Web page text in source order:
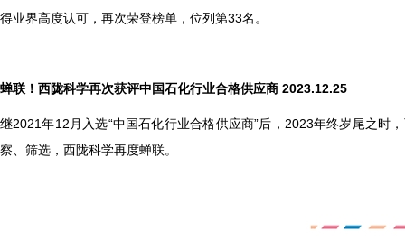
得业界高度认可，再次荣登榜单，位列第33名。
蝉联！西陇科学再次获评中国石化行业合格供应商 2023.12.25
继2021年12月入选“中国石化行业合格供应商”后，2023年终岁尾之时
察、筛选，西陇科学再度蝉联。